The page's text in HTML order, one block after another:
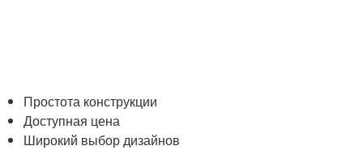
Простота конструкции
Доступная цена
Широкий выбор дизайнов